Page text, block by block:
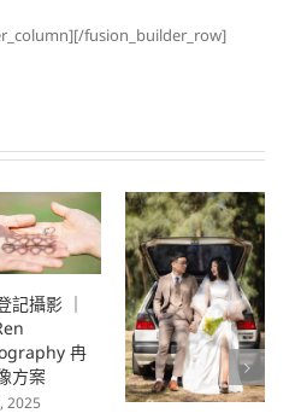
fusion_builder_row]
記攝影 ｜
冉
方案
2025